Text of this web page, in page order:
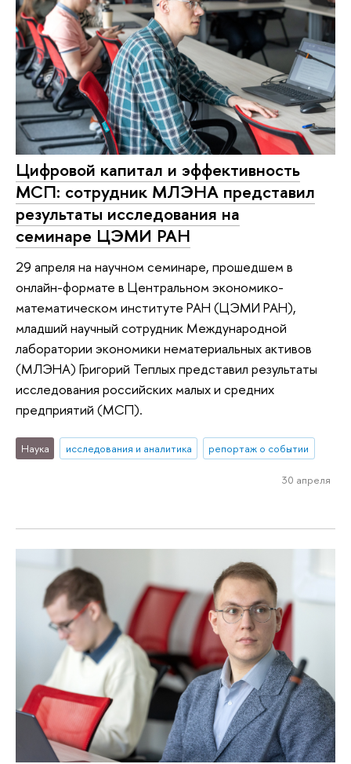
Цифровой капитал и эффективность
МСП: сотрудник МЛЭНА представил
результаты исследования на
семинаре ЦЭМИ РАН
29 апреля на научном семинаре, прошедшем в
онлайн-формате в Центральном экономико-
математическом институте РАН (ЦЭМИ РАН),
младший научный сотрудник Международной
лаборатории экономики нематериальных активов
(МЛЭНА) Григорий Теплых представил результаты
исследования российских малых и средних
предприятий (МСП).
Наука исследования и аналитика репортаж о событии
30 апреля